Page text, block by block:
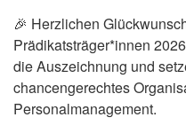
🎉 Herzlichen
Prädikatsträger*innen
die Auszeichnung und
chancengerechtes
Personalmanagement.